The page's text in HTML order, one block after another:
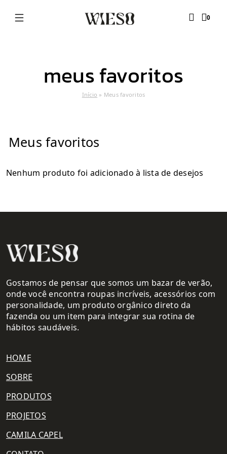
0
meus favoritos
Início » Meus favoritos
Meus favoritos
Nenhum produto foi adicionado à lista de desejos
Gostamos de pensar que somos um bazar de verão,
onde você encontra roupas incríveis, acessórios com
personalidade, um produto orgânico direto da
fazenda ou um item para integrar sua rotina de
hábitos saudáveis.
HOME
SOBRE
PRODUTOS
PROJETOS
CAMILA CAPEL